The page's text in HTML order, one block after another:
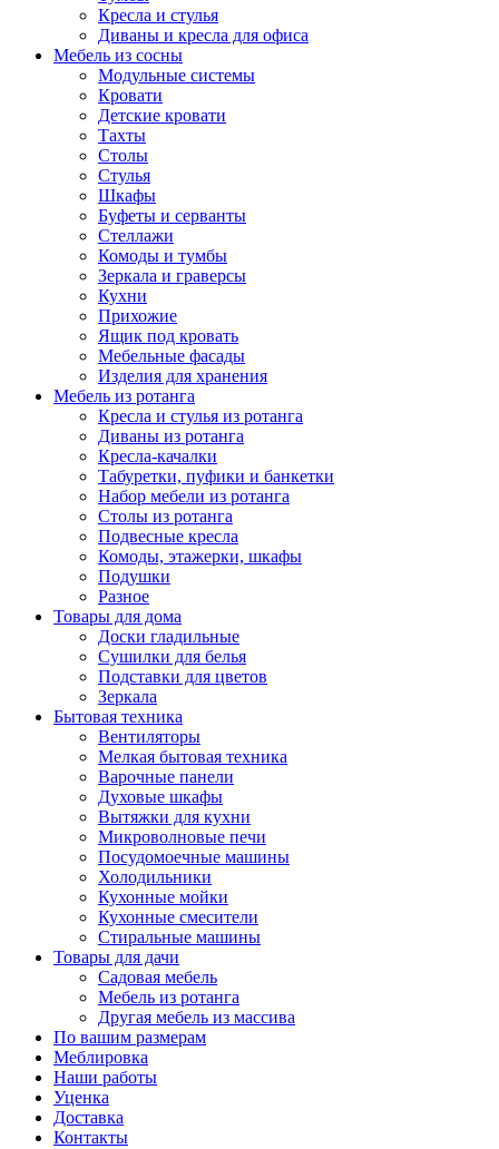
Кресла и стулья
Диваны и кресла для офиса
Мебель из сосны
Модульные системы
Кровати
Детские кровати
Тахты
Столы
Стулья
Шкафы
Буфеты и серванты
Стеллажи
Комоды и тумбы
Зеркала и граверсы
Кухни
Прихожие
Ящик под кровать
Мебельные фасады
Изделия для хранения
Мебель из ротанга
Кресла и стулья из ротанга
Диваны из ротанга
Кресла-качалки
Табуретки, пуфики и банкетки
Набор мебели из ротанга
Столы из ротанга
Подвесные кресла
Комоды, этажерки, шкафы
Подушки
Разное
Товары для дома
Доски гладильные
Сушилки для белья
Подставки для цветов
Зеркала
Бытовая техника
Вентиляторы
Мелкая бытовая техника
Варочные панели
Духовые шкафы
Вытяжки для кухни
Микроволновые печи
Посудомоечные машины
Холодильники
Кухонные мойки
Кухонные смесители
Стиральные машины
Товары для дачи
Садовая мебель
Мебель из ротанга
Другая мебель из массива
По вашим размерам
Меблировка
Наши работы
Уценка
Доставка
Контакты